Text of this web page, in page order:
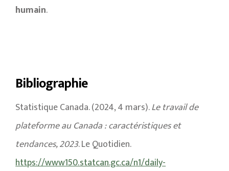
humain.
Bibliographie
Statistique Canada. (2024, 4 mars).Le travail de
plateforme au Canada : caractéristiques et
tendances, 2023. Le Quotidien.
https://www150.statcan.gc.ca/n1/daily-